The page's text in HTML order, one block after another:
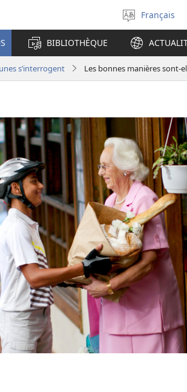
la
langue
Français
BIBLIOTHÈQUE
s’interrogent Les bonnes manières sont-